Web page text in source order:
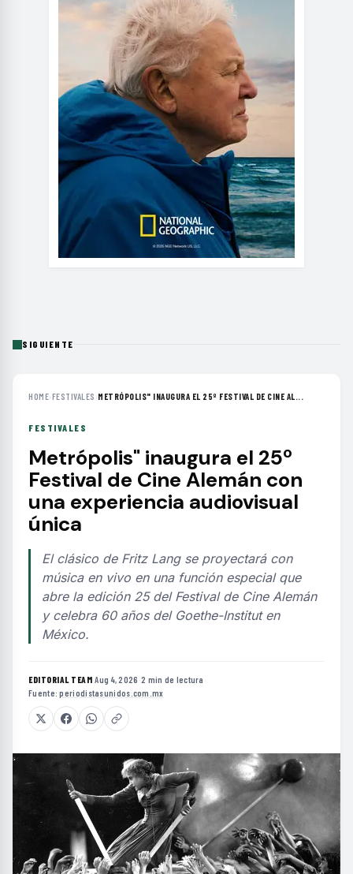
SIGUIENTE
HOME›FESTIVALES ›METRÓPOLIS" INAUGURA EL 25º FESTIVAL DE CINE AL...
FESTIVALES
Metrópolis" inaugura el 25º
Festival de Cine Alemán con
una experiencia audiovisual
única
El clásico de Fritz Lang se proyectará con
música en vivo en una función especial que
abre la edición 25 del Festival de Cine Alemán
y celebra 60 años del Goethe-Institut en
México.
EDITORIAL TEAM·Aug 4, 2026 ·2 min de lectura ·
Fuente:periodistasunidos.com.mx